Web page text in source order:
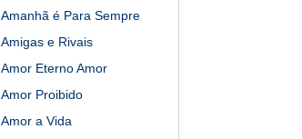
Amanhã é Para Sempre
Amigas e Rivais
Amor Eterno Amor
Amor Proibido
Amor a Vida